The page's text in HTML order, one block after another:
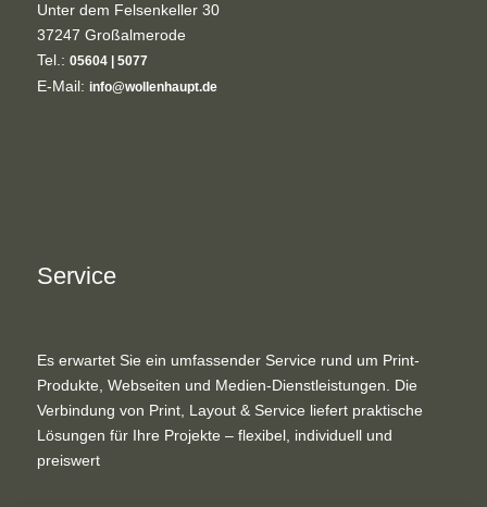
Unter dem Felsenkeller 30
37247 Großalmerode
Tel.: 05604 | 5077
E-Mail: info@wollenhaupt.de
Service
Es erwartet Sie ein umfassender Service rund um Print-
Produkte, Webseiten und Medien-Dienstleistungen. Die
Verbindung von Print, Layout & Service liefert praktische
Lösungen für Ihre Projekte – flexibel, individuell und
preiswert